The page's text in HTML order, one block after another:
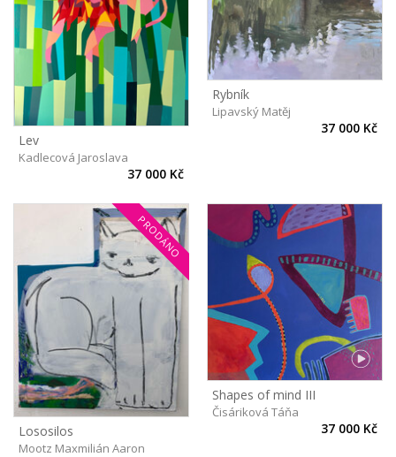
Lev
Kadlecová Jaroslava
37 000 Kč
Rybník
Lipavský Matěj
37 000 Kč
PRODÁNO
Lososilos
Mootz Maxmilián Aaron
Shapes of mind III
Čisáriková Táňa
37 000 Kč